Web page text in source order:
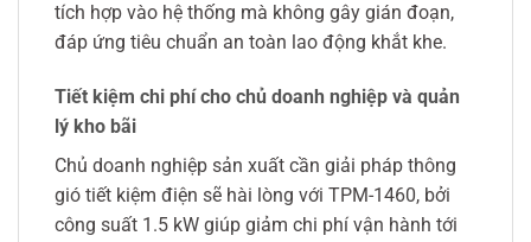
tích hợp vào hệ thống mà không gây gián đoạn,
đáp ứng tiêu chuẩn an toàn lao động khắt khe.
Tiết kiệm chi phí cho chủ doanh nghiệp và quản
lý kho bãi
Chủ doanh nghiệp sản xuất cần giải pháp thông
gió tiết kiệm điện sẽ hài lòng với TPM-1460, bởi
công suất 1.5 kW giúp giảm chi phí vận hành tới